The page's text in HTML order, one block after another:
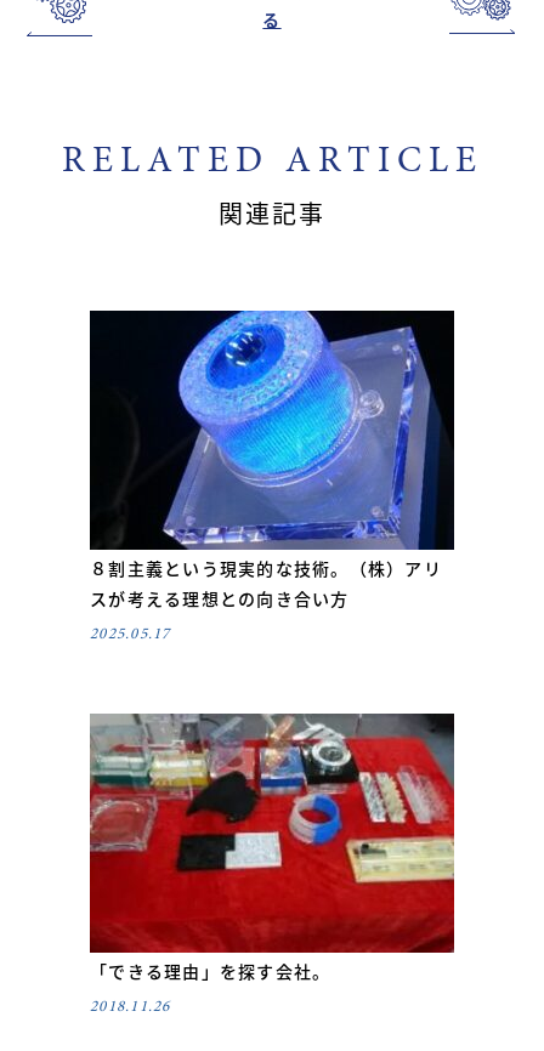
る
RELATED ARTICLE
関連記事
８割主義という現実的な技術。（株）アリ
スが考える理想との向き合い方
2025.05.17
「できる理由」を探す会社。
2018.11.26